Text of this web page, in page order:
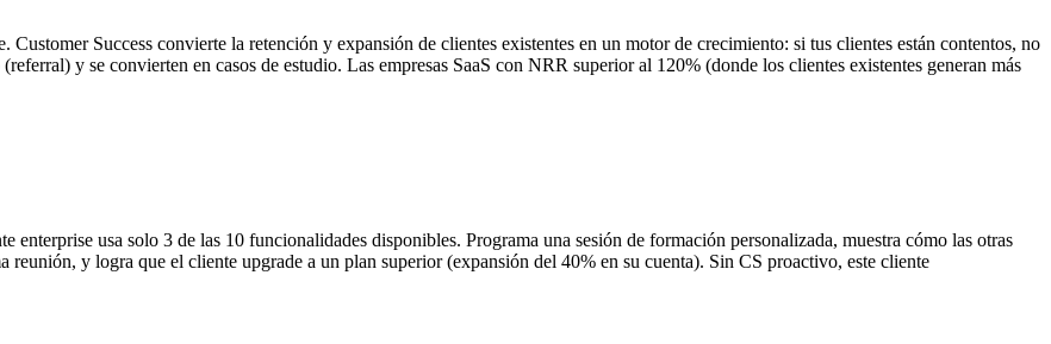
Success convierte la retención y expansión de clientes existentes en un motor de crecimiento: si tus clientes están contentos, no
y se convierten en casos de estudio. Las empresas SaaS con NRR superior al 120% (donde los clientes existentes generan más
enterprise usa solo 3 de las 10 funcionalidades disponibles. Programa una sesión de formación personalizada, muestra cómo las otras
y logra que el cliente upgrade a un plan superior (expansión del 40% en su cuenta). Sin CS proactivo, este cliente